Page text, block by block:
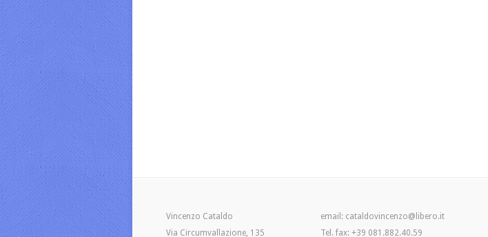
Vincenzo Cataldo
Via Circumvallazione, 135
email: cataldovincenzo@libero.it
Tel. fax: +39 081.882.40.59